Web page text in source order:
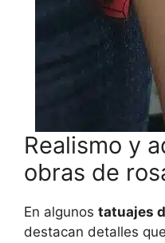
Realismo y
obras de
En algunos tatuajes
destacan detalles